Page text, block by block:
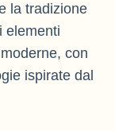
la tradizione
elementi
con
ispirate dal